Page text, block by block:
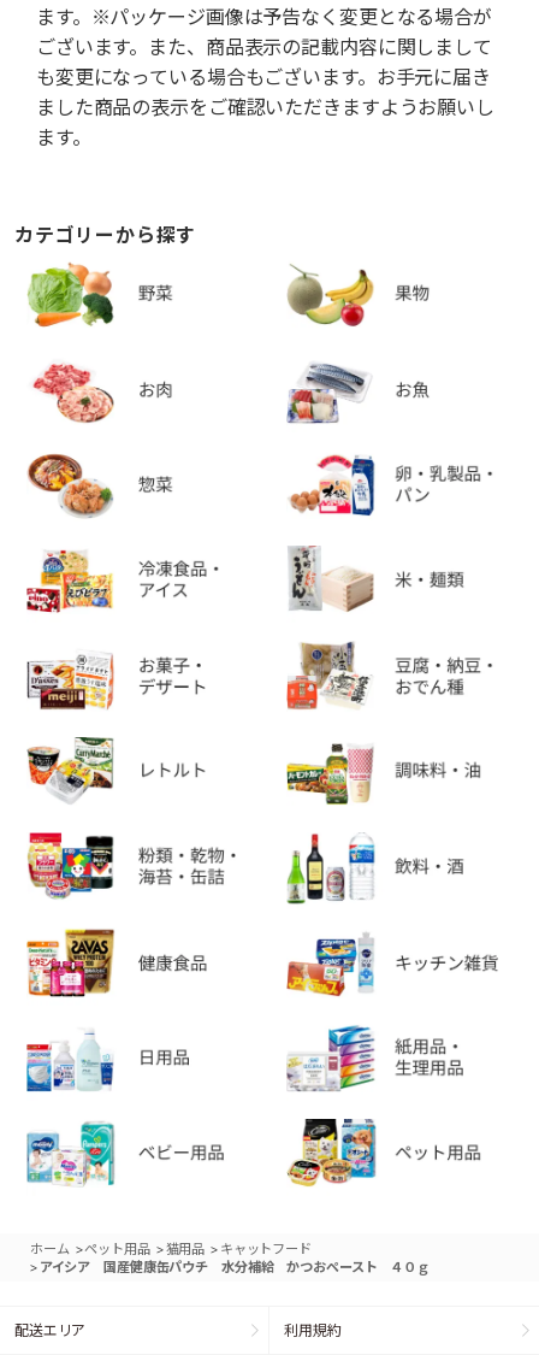
ます。※パッケージ画像は予告なく変更となる場合が
ございます。また、商品表示の記載内容に関しまして
も変更になっている場合もございます。お手元に届き
ました商品の表示をご確認いただきますようお願いし
ます。
カテゴリーから探す
ホーム >ペット用品 >猫用品 > キャットフード
> アイシア 国産健康缶パウチ 水分補給 かつおペースト ４０ｇ
配送エリア 利用規約